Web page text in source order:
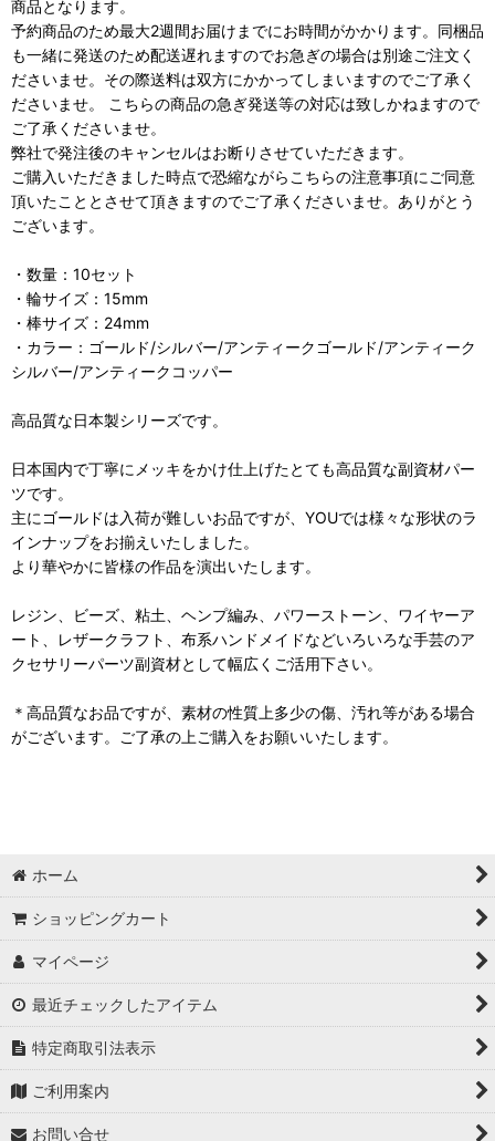
商品となります。
予約商品のため最大2週間お届けまでにお時間がかかります。同梱品
も一緒に発送のため配送遅れますのでお急ぎの場合は別途ご注文く
ださいませ。その際送料は双方にかかってしまいますのでご了承く
ださいませ。 こちらの商品の急ぎ発送等の対応は致しかねますので
ご了承くださいませ。
弊社で発注後のキャンセルはお断りさせていただきます。
ご購入いただきました時点で恐縮ながらこちらの注意事項にご同意
頂いたこととさせて頂きますのでご了承くださいませ。ありがとう
ございます。
・数量：10セット
・輪サイズ：15mm
・棒サイズ：24mm
・カラー：ゴールド/シルバー/アンティークゴールド/アンティーク
シルバー/アンティークコッパー
高品質な日本製シリーズです。
日本国内で丁寧にメッキをかけ仕上げたとても高品質な副資材パー
ツです。
主にゴールドは入荷が難しいお品ですが、YOUでは様々な形状のラ
インナップをお揃えいたしました。
より華やかに皆様の作品を演出いたします。
レジン、ビーズ、粘土、ヘンプ編み、パワーストーン、ワイヤーア
ート、レザークラフト、布系ハンドメイドなどいろいろな手芸のア
クセサリーパーツ副資材として幅広くご活用下さい。
＊高品質なお品ですが、素材の性質上多少の傷、汚れ等がある場合
がございます。ご了承の上ご購入をお願いいたします。
ホーム
ショッピングカート
マイページ
最近チェックしたアイテム
特定商取引法表示
ご利用案内
お問い合せ